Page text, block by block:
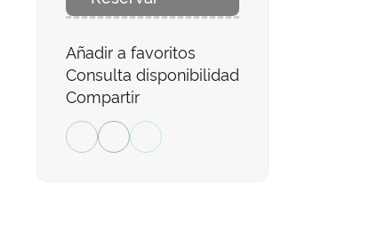
Añadir a favoritos
Consulta disponibilidad
Compartir